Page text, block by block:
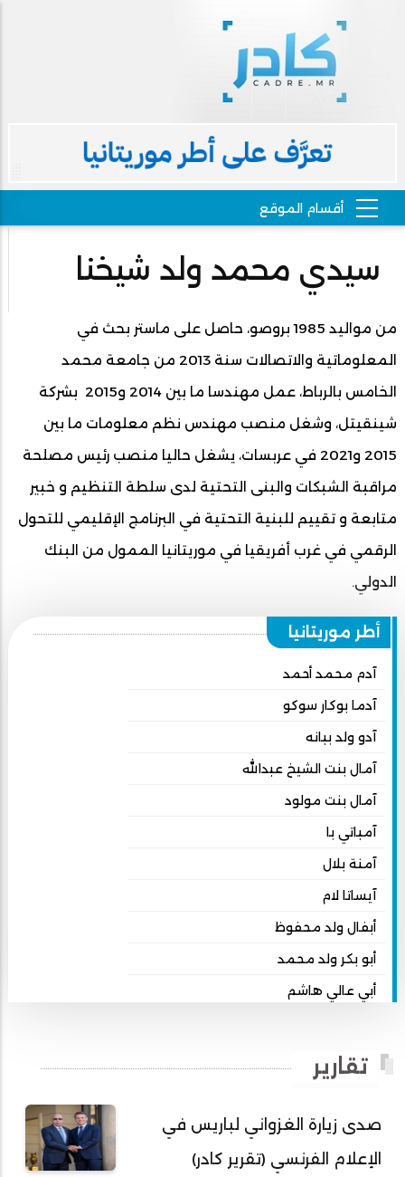
سيدي محمد ولد شيخنا
من مواليد 1985 بروصو، حاصل على ماستر بحث في
المعلوماتية والاتصالات سنة 2013 من جامعة محمد
الخامس بالرباط، عمل مهندسا ما بين 2014 و2015 بشركة
شينقيتل، وشغل منصب مهندس نظم معلومات ما بين
2015 و2021 في عربسات، يشغل حاليا منصب رئيس مصلحة
مراقبة الشبكات والبنى التحتية لدى سلطة التنظيم و خبير
متابعة و تقييم للبنية التحتية في البرنامج الإقليمي للتحول
الرقمي في غرب أفريقيا في موريتانيا الممول من البنك
الدولي.
أطر موريتانيا
آدم محمد أحمد
آدما بوكار سوكو
آدو ولد ببانه
آمال بنت الشيخ عبدالله
آمال بنت مولود
آمباتي با
آمنة بلال
آيساتا لام
أبفال ولد محفوظ
أبو بكر ولد محمد
أبي عالي هاشم
أحمد بداه
أحمد دداهي مختار
أحمد زيدان ولد محمد محمود
أحمد سالم بكار
تقارير
صدى زيارة الغزواني لباريس في
الإعلام الفرنسي (تقرير كادر)